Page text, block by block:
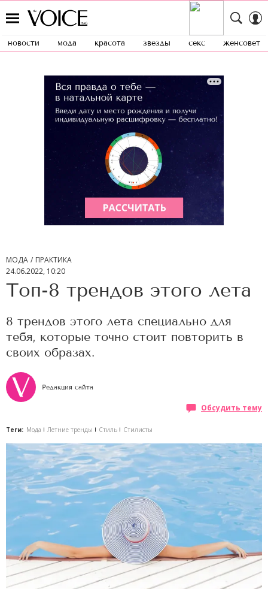
новости мода красота звезды секс женсовет
МОДА
ПРАКТИКА
24.06.2022, 10:20
Топ-8 трендов этого лета
8 трендов этого лета специально для
тебя, которые точно стоит повторить в
своих образах.
Редакция сайта
Обсудить тему
Теги: Мода Летние тренды Стиль Стилисты